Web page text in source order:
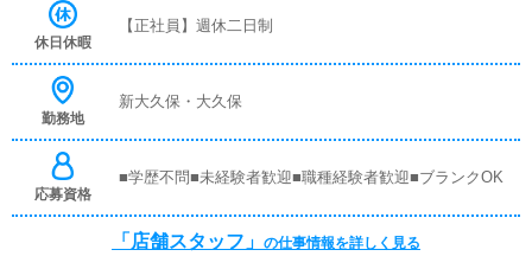
す。■企画の立案店舗イベントや店舗運営など様々な企画
など、売上UPに繋がる施策の提案を行っていただきま
の方が稼げるようにインターネットを使ったPR（写メ日
す。■PC更新業務ヘブンネットなど、ポータルサイト等の
はボタンを押すだけや、ブログの更新時に簡単に文字が入
休日休暇
【正社員】週休二日制
勤務地
新大久保・大久保
応募資格
■学歴不問■未経験者歓迎■職種経験者歓迎■ブランクOK
「店舗スタッフ」 の仕事情報を詳しく見る